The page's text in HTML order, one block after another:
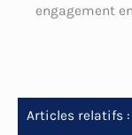
engagement
Articles relatifs :